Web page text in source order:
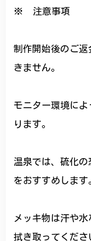
※ 注意事項
制作開始後のご
きません。
モニター環境に
ります。
温泉では、硫化
をおすすめします
メッキ物は汗や
拭き取ってくださ